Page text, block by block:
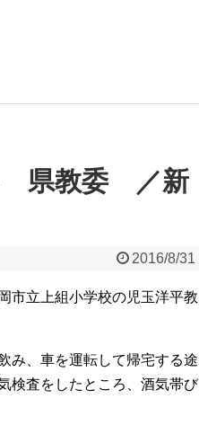
県教委 ／新
2016/8/31
市立上組小学校の児玉洋平教
み、車を運転して帰宅する途
検査をしたところ、酒気帯び